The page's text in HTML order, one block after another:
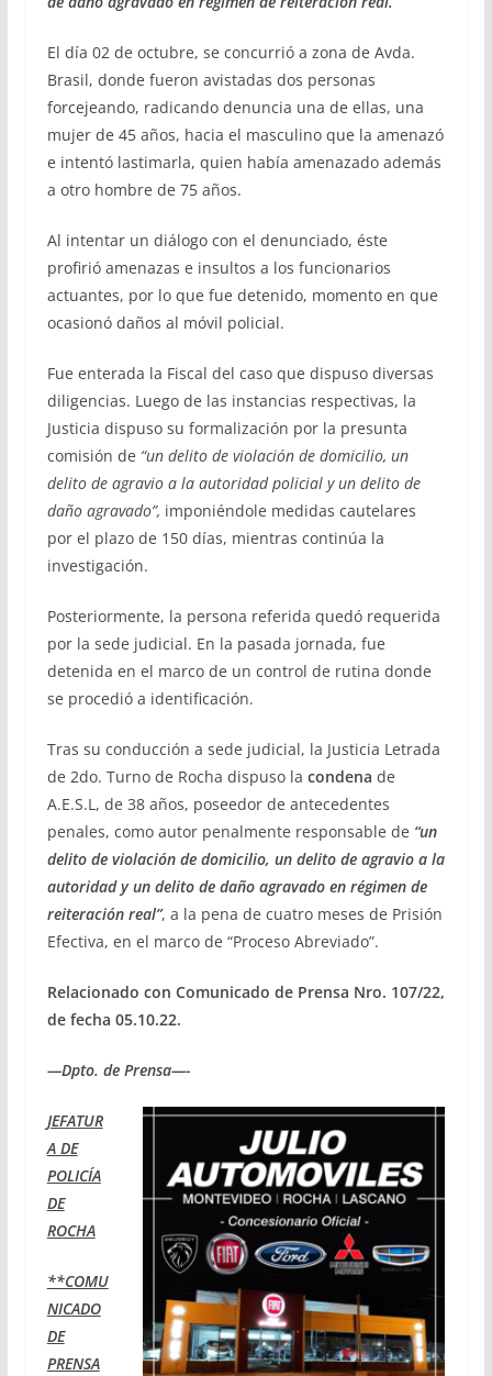
El día 02 de octubre, se concurrió a zona de Avda.
Brasil, donde fueron avistadas dos personas
forcejeando, radicando denuncia una de ellas, una
mujer de 45 años, hacia el masculino que la amenazó
e intentó lastimarla, quien había amenazado además
a otro hombre de 75 años.
Al intentar un diálogo con el denunciado, éste
profirió amenazas e insultos a los funcionarios
actuantes, por lo que fue detenido, momento en que
ocasionó daños al móvil policial.
Fue enterada la Fiscal del caso que dispuso diversas
diligencias. Luego de las instancias respectivas, la
Justicia dispuso su formalización por la presunta
comisión de “un delito de violación de domicilio, un
delito de agravio a la autoridad policial y un delito de
daño agravado”, imponiéndole medidas cautelares
por el plazo de 150 días, mientras continúa la
investigación.
Posteriormente, la persona referida quedó requerida
por la sede judicial. En la pasada jornada, fue
detenida en el marco de un control de rutina donde
se procedió a identificación.
Tras su conducción a sede judicial, la Justicia Letrada
de 2do. Turno de Rocha dispuso la condena de
A.E.S.L, de 38 años, poseedor de antecedentes
penales, como autor penalmente responsable de “un
delito de violación de domicilio, un delito de agravio a la
autoridad y un delito de daño agravado en régimen de
reiteración real”, a la pena de cuatro meses de Prisión
Efectiva, en el marco de “Proceso Abreviado”.
Relacionado con Comunicado de Prensa Nro. 107/22,
de fecha 05.10.22.
—Dpto. de Prensa—-
JEFATUR
A DE
POLICÍA
DE
ROCHA
**COMU
NICADO
DE
PRENSA